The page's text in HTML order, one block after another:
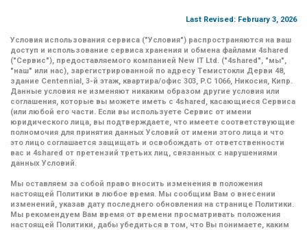
Last Revised: February 3, 2026
Условия использования сервиса ("Условия") распространяются на ваш
доступ и использование сервиса хранения и обмена файлами 4shared
("Сервис"), предоставляемого компанией New IT Ltd. ("4shared", "мы",
"наш" или нас), зарегистрированной по адресу Темистокли Дерви 48,
здание Centennial, 3-й этаж, квартира/офис 303, P.C 1066, Никосия, Кипр.
Данные условия не изменяют никаким образом другие условия или
соглашения, которые вы можете иметь с 4shared, касающиеся Сервиса
(или любой его части. Если вы используете Сервис от имени
юридического лица, вы подтверждаете, что имеете соответствующие
полномочия для принятия данных Условий от имени этого лица и что
это лицо соглашается защищать и освобождать от ответственности
вас и 4shared от претензий третьих лиц, связанных с нарушениями
данных Условий.
Мы оставляем за собой право вносить изменения в положения
настоящей Политики в любое время. Мы сообщим Вам о внесении
изменений, указав дату последнего обновления на странице Политики.
Мы рекомендуем Вам время от времени просматривать положения
настоящей Политики, дабы убедиться в том, что Вы понимаете, каким